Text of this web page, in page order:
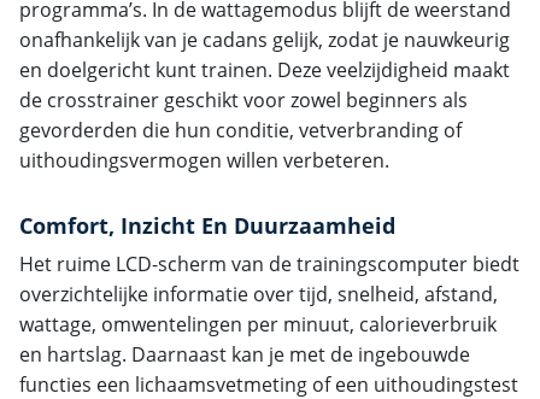
programma’s. In de wattagemodus blijft de weerstand
onafhankelijk van je cadans gelijk, zodat je nauwkeurig
en doelgericht kunt trainen. Deze veelzijdigheid maakt
de crosstrainer geschikt voor zowel beginners als
gevorderden die hun conditie, vetverbranding of
uithoudingsvermogen willen verbeteren.
Comfort, Inzicht En Duurzaamheid
Het ruime LCD-scherm van de trainingscomputer biedt
overzichtelijke informatie over tijd, snelheid, afstand,
wattage, omwentelingen per minuut, calorieverbruik
en hartslag. Daarnaast kan je met de ingebouwde
functies een lichaamsvetmeting of een uithoudingstest